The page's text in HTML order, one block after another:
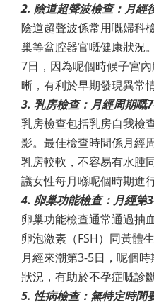
2. 陰道超聲波檢查：月經
陰道超聲波係常用嘅婦科
巢等盆腔器官嘅健康狀況
7日，因為呢個時候子宮
晰，有利於早期發現異常情
3. 乳房檢查：月經周期嘅
乳房檢查包括乳房自我檢
影。最佳檢查時間係月經
乳房較軟，不容易有水腫
議女性每月喺呢個時期進
4. 卵巢功能檢查：月經第
卵巢功能檢查通常通過抽
卵泡激素（FSH）同黃體
月經來潮第3-5日，呢個
狀況，有助於不孕症嘅診
5. 性病檢查：無特定時間